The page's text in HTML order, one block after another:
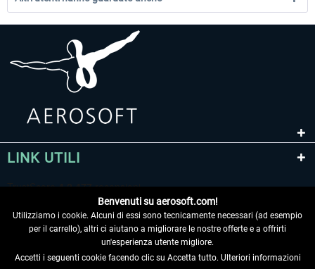
LINK UTILI
Benvenuti su aerosoft.com!
Utilizziamo i cookie. Alcuni di essi sono tecnicamente necessari (ad esempio
per il carrello), altri ci aiutano a migliorare le nostre offerte e a offrirti
un'esperienza utente migliore.
Accetti i seguenti cookie facendo clic su Accetta tutto. Ulteriori informazioni